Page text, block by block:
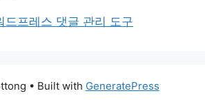
드프레스 댓글 관리 도구
• Built with GeneratePress